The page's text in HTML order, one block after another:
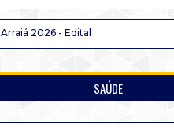
Arraiá 2026 - Edital
SAÚDE